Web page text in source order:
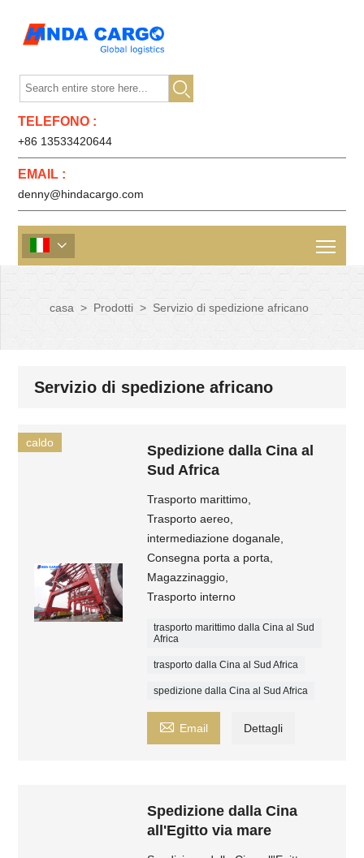

TELEFONO :
+86 13533420644
EMAIL :
denny@hindacargo.com

casa > Prodotti > Servizio di spedizione africano
Servizio di spedizione africano
caldo
Spedizione dalla Cina al
Sud Africa
Trasporto marittimo,
Trasporto aereo,
intermediazione doganale,
Consegna porta a porta,
Magazzinaggio,
Trasporto interno
trasporto marittimo dalla Cina al Sud
Africa
trasporto dalla Cina al Sud Africa
spedizione dalla Cina al Sud Africa
 Email Dettagli
Spedizione dalla Cina
all'Egitto via mare